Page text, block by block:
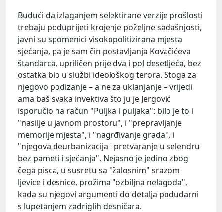
Budući da izlaganjem selektirane verzije prošlosti
trebaju poduprijeti krojenje poželjne sadašnjosti,
javni su spomenici visokopolitizirana mjesta
sjećanja, pa je sam čin postavljanja Kovačićeva
štandarca, upriličen prije dva i pol desetljeća, bez
ostatka bio u službi ideološkog terora. Stoga za
njegovo podizanje – a ne za uklanjanje – vrijedi
ama baš svaka invektiva što ju je Jergović
isporučio na račun "Puljka i puljaka": bilo je to i
"nasilje u javnom prostoru", i "prepravljanje
memorije mjesta", i "nagrđivanje grada", i
"njegova deurbanizacija i pretvaranje u selendru
bez pameti i sjećanja". Nejasno je jedino zbog
čega pisca, u susretu sa "žalosnim" srazom
ljevice i desnice, prožima "ozbiljna nelagoda",
kada su njegovi argumenti do detalja podudarni
s lupetanjem zadriglih desničara.